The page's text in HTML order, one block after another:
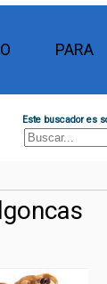
PARA
Este buscador es